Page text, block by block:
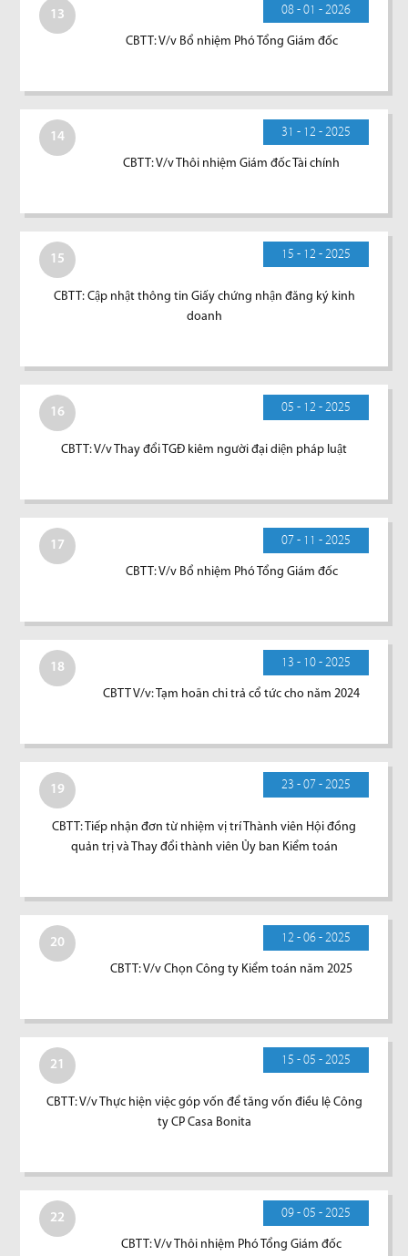
13 08 - 01 - 2026
CBTT: V/v Bổ nhiệm Phó Tổng Giám đốc
14 31 - 12 - 2025
CBTT: V/v Thôi nhiệm Giám đốc Tài chính
15 15 - 12 - 2025
CBTT: Cập nhật thông tin Giấy chứng nhận đăng ký kinh
doanh
16 05 - 12 - 2025
CBTT: V/v Thay đổi TGĐ kiêm người đại diện pháp luật
17 07 - 11 - 2025
CBTT: V/v Bổ nhiệm Phó Tổng Giám đốc
18 13 - 10 - 2025
CBTT V/v: Tạm hoãn chi trả cổ tức cho năm 2024
19 23 - 07 - 2025
CBTT: Tiếp nhận đơn từ nhiệm vị trí Thành viên Hội đồng
quản trị và Thay đổi thành viên Ủy ban Kiểm toán
20 12 - 06 - 2025
CBTT: V/v Chọn Công ty Kiểm toán năm 2025
21 15 - 05 - 2025
CBTT: V/v Thực hiện việc góp vốn để tăng vốn điều lệ Công
ty CP Casa Bonita
22 09 - 05 - 2025
CBTT: V/v Thôi nhiệm Phó Tổng Giám đốc